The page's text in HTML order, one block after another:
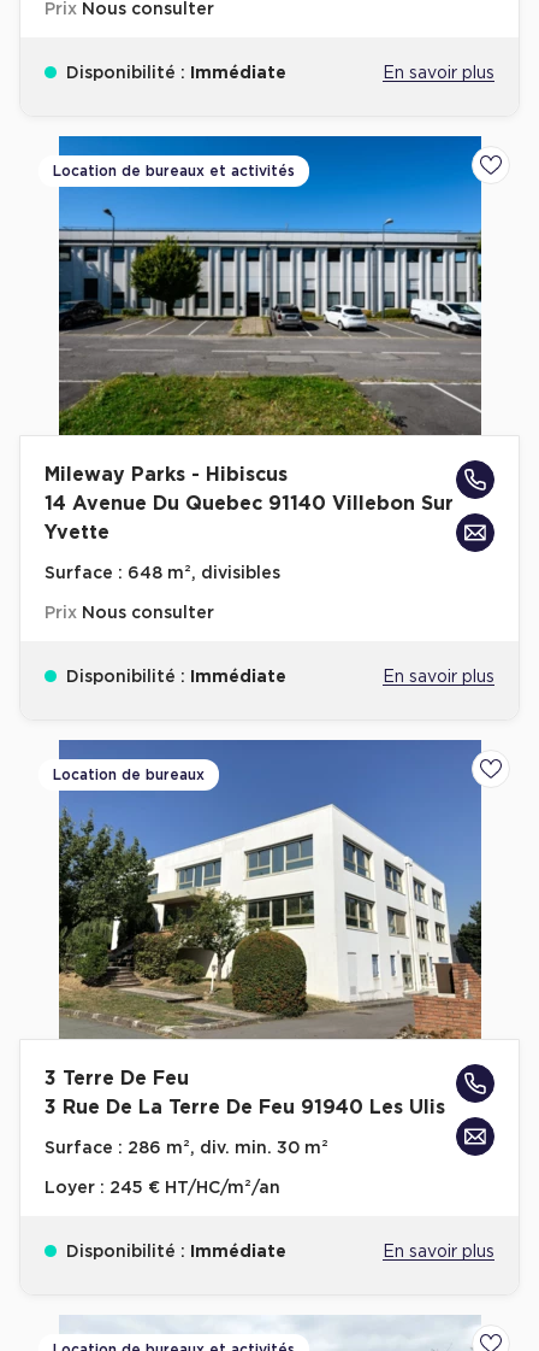
Prix Nous consulter
Disponibilité : Immédiate En savoir plus
Location de bureaux et activités
Mileway Parks - Hibiscus
14 Avenue Du Quebec 91140 Villebon Sur
Yvette
Surface : 648 m², divisibles
Prix Nous consulter
Disponibilité : Immédiate En savoir plus
Location de bureaux
3 Terre De Feu
3 Rue De La Terre De Feu 91940 Les Ulis
Surface : 286 m², div. min. 30 m²
Loyer : 245 € HT/HC/m²/an
Disponibilité : Immédiate En savoir plus